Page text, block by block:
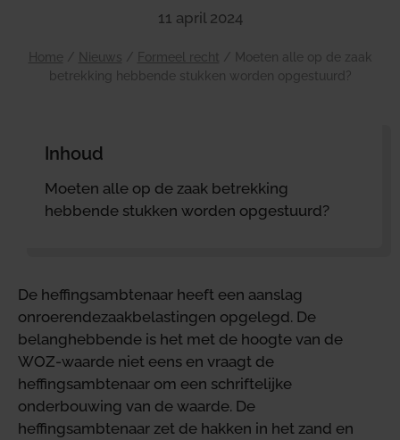
11 april 2024
Home / Nieuws / Formeel recht / Moeten alle op de zaak
betrekking hebbende stukken worden opgestuurd?
Inhoud
Moeten alle op de zaak betrekking
hebbende stukken worden opgestuurd?
De heffingsambtenaar heeft een aanslag
onroerendezaakbelastingen opgelegd. De
belanghebbende is het met de hoogte van de
WOZ-waarde niet eens en vraagt de
heffingsambtenaar om een schriftelijke
onderbouwing van de waarde. De
heffingsambtenaar zet de hakken in het zand en